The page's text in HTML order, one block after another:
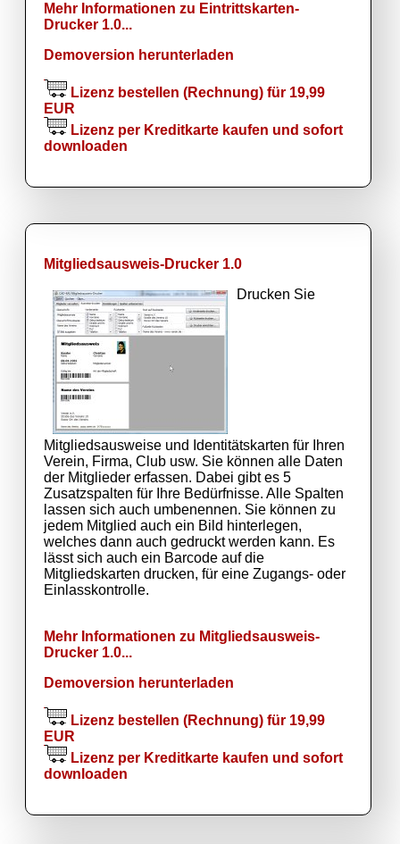
Mehr Informationen zu Eintrittskarten-
Drucker 1.0...
Demoversion herunterladen
Lizenz bestellen (Rechnung) für 19,99
EUR
Lizenz per Kreditkarte kaufen und sofort
downloaden
Mitgliedsausweis-Drucker 1.0
Drucken Sie
Mitgliedsausweise und Identitätskarten für Ihren
Verein, Firma, Club usw. Sie können alle Daten
der Mitglieder erfassen. Dabei gibt es 5
Zusatzspalten für Ihre Bedürfnisse. Alle Spalten
lassen sich auch umbenennen. Sie können zu
jedem Mitglied auch ein Bild hinterlegen,
welches dann auch gedruckt werden kann. Es
lässt sich auch ein Barcode auf die
Mitgliedskarten drucken, für eine Zugangs- oder
Einlasskontrolle.
Mehr Informationen zu Mitgliedsausweis-
Drucker 1.0...
Demoversion herunterladen
Lizenz bestellen (Rechnung) für 19,99
EUR
Lizenz per Kreditkarte kaufen und sofort
downloaden